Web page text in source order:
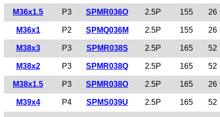
M36x1.5 P3 SPMR036O 2.5P 155 26
M36x1 P2 SPMQ036M 2.5P 155 26
M38x3 P3 SPMR038S 2.5P 165 52
M38x2 P3 SPMR038Q 2.5P 165 52
M38x1.5 P3 SPMR038O 2.5P 165 26
M39x4 P4 SPMS039U 2.5P 165 52